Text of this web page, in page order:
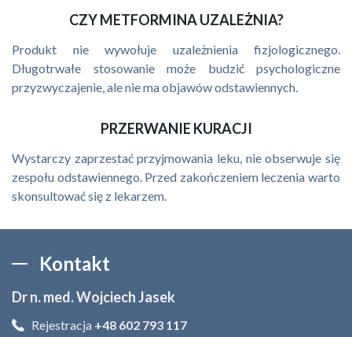
CZY METFORMINA UZALEŻNIA?
Produkt nie wywołuje uzależnienia fizjologicznego.
Długotrwałe stosowanie może budzić psychologiczne
przyzwyczajenie, ale nie ma objawów odstawiennych.
PRZERWANIE KURACJI
Wystarczy zaprzestać przyjmowania leku, nie obserwuje się
zespołu odstawiennego. Przed zakończeniem leczenia warto
skonsultować się z lekarzem.
Kontakt
Dr n. med. Wojciech Jasek
Rejestracja +48 602 793 117